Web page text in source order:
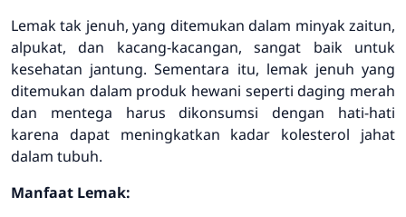
Lemak tak jenuh, yang ditemukan dalam minyak zaitun,
alpukat, dan kacang-kacangan, sangat baik untuk
kesehatan jantung. Sementara itu, lemak jenuh yang
ditemukan dalam produk hewani seperti daging merah
dan mentega harus dikonsumsi dengan hati-hati
karena dapat meningkatkan kadar kolesterol jahat
dalam tubuh.
Manfaat Lemak: